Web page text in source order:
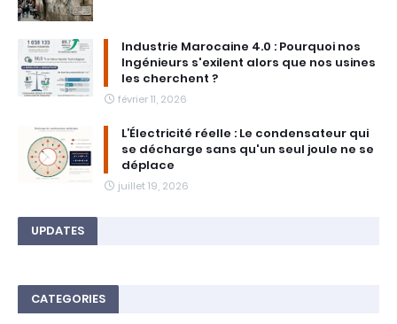
Industrie Marocaine 4.0 : Pourquoi nos
Ingénieurs s'exilent alors que nos usines
les cherchent ?
février 11, 2026
L’Électricité réelle : Le condensateur qui
se décharge sans qu'un seul joule ne se
déplace
juillet 19, 2026
UPDATES
CATEGORIES